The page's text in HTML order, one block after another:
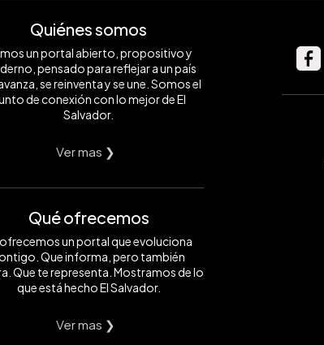
Quiénes somos
un portal abierto, propositivo y
pensado para reflejar a un país
se reinventa y se une. Somos el
de conexión con lo mejor de El
Salvador.
Ver mas ❯
Qué ofrecemos
ofrecemos un portal que evoluciona
Que informa, pero también
Que te representa. Mostramos de lo
que está hecho El Salvador.
Ver mas ❯